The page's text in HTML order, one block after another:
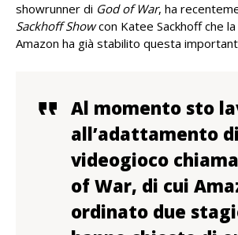
showrunner di God of War, ha
Sackhoff Showcon Katee Sackhoff che
Amazon ha già stabilito questa
Al momento sto
all’adattamento
videogioco
of War, di cui
ordinato due